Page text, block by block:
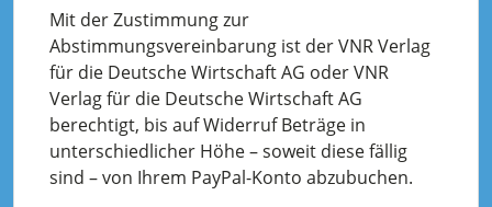
Mit der Zustimmung zur
Abstimmungsvereinbarung ist der VNR Verlag
für die Deutsche Wirtschaft AG oder VNR
Verlag für die Deutsche Wirtschaft AG
berechtigt, bis auf Widerruf Beträge in
unterschiedlicher Höhe – soweit diese fällig
sind – von Ihrem PayPal-Konto abzubuchen.